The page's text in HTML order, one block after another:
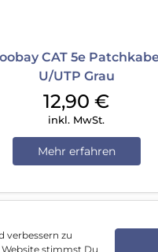
verbessern zu
stimmst Du
CAT 5e
U/UTP Grau
12,90€
inkl. MwSt.
Mehr erfahren